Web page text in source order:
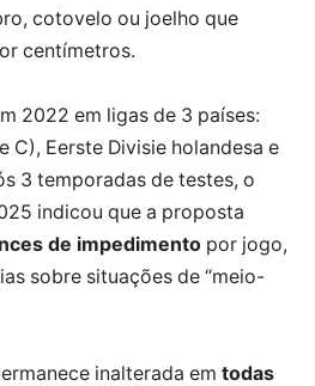
cotovelo ou joelho que
centímetros.
2022 em ligas de 3 países:
C), Eerste Divisie holandesa e
3 temporadas de testes, o
indicou que a proposta
de impedimento por jogo,
sobre situações de “meio-
inalterada em todas